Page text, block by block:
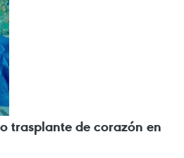
trasplante de corazón en